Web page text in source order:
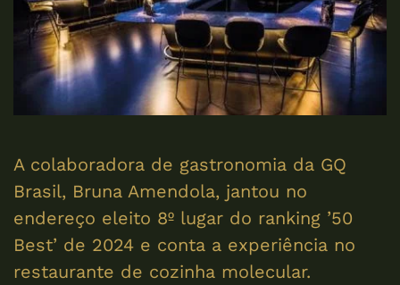
A colaboradora de gastronomia da GQ
Brasil, Bruna Amendola, jantou no
endereço eleito 8º lugar do ranking ’50
Best’ de 2024 e conta a experiência no
restaurante de cozinha molecular.